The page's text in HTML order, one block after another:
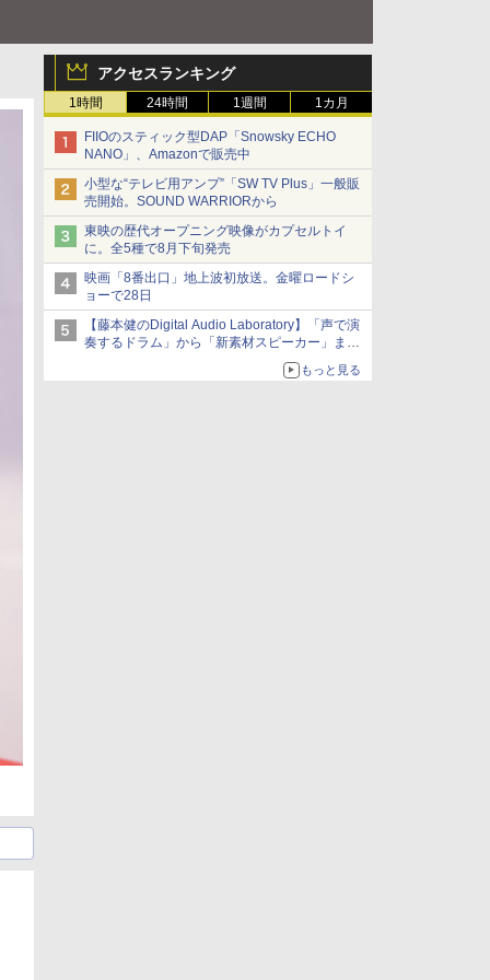
アクセスランキング
1時間 24時間 1週間 1カ月
FIIOのスティック型DAP「Snowsky ECHO
NANO」、Amazonで販売中
小型な“テレビ用アンプ”「SW TV Plus」一般販
売開始。SOUND WARRIORから
東映の歴代オープニング映像がカプセルトイ
に。全5種で8月下旬発売
映画「8番出口」地上波初放送。金曜ロードシ
ョーで28日
【藤本健のDigital Audio Laboratory】「声で演
奏するドラム」から「新素材スピーカー」ま
で。ヤマハの最新研究のぞいてきた
もっと見る